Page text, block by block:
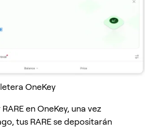
OneKey
en OneKey, una vez
tus RARE se depositarán